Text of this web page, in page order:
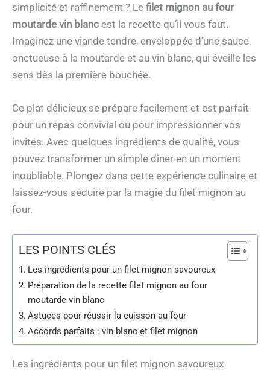
simplicité et raffinement ? Le filet mignon au four
moutarde vin blanc est la recette qu’il vous faut.
Imaginez une viande tendre, enveloppée d’une sauce
onctueuse à la moutarde et au vin blanc, qui éveille les
sens dès la première bouchée.
Ce plat délicieux se prépare facilement et est parfait
pour un repas convivial ou pour impressionner vos
invités. Avec quelques ingrédients de qualité, vous
pouvez transformer un simple dîner en un moment
inoubliable. Plongez dans cette expérience culinaire et
laissez-vous séduire par la magie du filet mignon au
four.
LES POINTS CLÉS
Les ingrédients pour un filet mignon savoureux
Préparation de la recette filet mignon au four
moutarde vin blanc
Astuces pour réussir la cuisson au four
Accords parfaits : vin blanc et filet mignon
Les ingrédients pour un filet mignon savoureux